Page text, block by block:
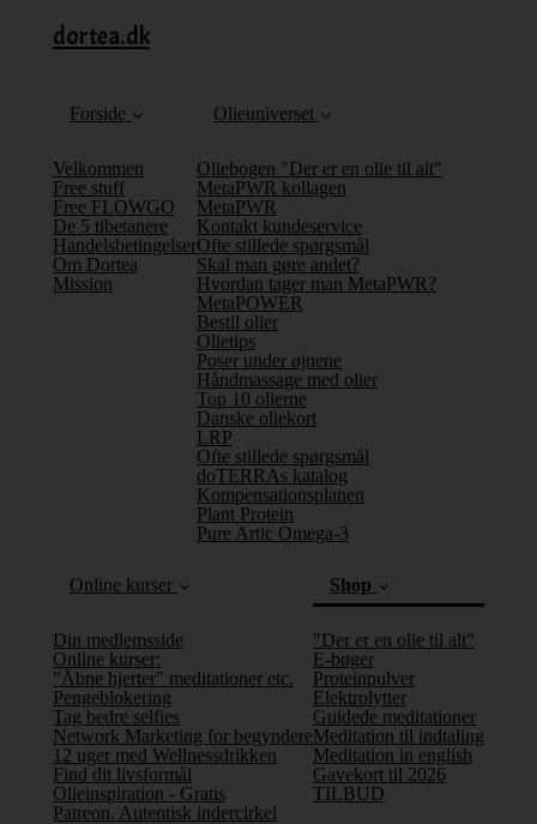
dortea.dk
Forside
Velkommen
Free stuff
Free FLOWGO
De 5 tibetanere
Handelsbetingelser
Om Dortea
Mission
Olieuniverset
Oliebogen "Der er en olie til alt"
MetaPWR kollagen
MetaPWR
Kontakt kundeservice
Ofte stillede spørgsmål
Skal man gøre andet?
Hvordan tager man MetaPWR?
MetaPOWER
Bestil olier
Olietips
Poser under øjnene
Håndmassage med olier
Top 10 olierne
Danske oliekort
LRP
Ofte stillede spørgsmål
doTERRAs katalog
Kompensationsplanen
Plant Protein
Pure Artic Omega-3
Online kurser
Din medlemsside
Online kurser:
"Åbne hjerter" meditationer etc.
Pengeblokering
Tag bedre selfies
Network Marketing for begyndere
12 uger med Wellnessdrikken
Find dit livsformål
Olieinspiration - Gratis
Patreon. Autentisk indercirkel
Shop
"Der er en olie til alt"
E-bøger
Proteinpulver
Elektrolytter
Guidede meditationer
Meditation til indtaling
Meditation in english
Gavekort til 2026
TILBUD